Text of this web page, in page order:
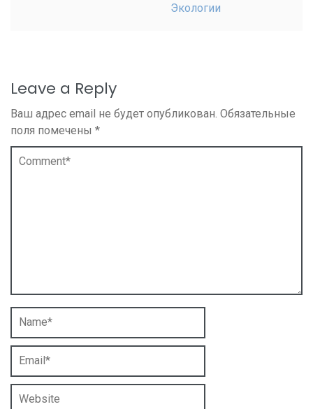
Экологии
Leave a Reply
Ваш адрес email не будет опубликован. Обязательные
поля помечены *